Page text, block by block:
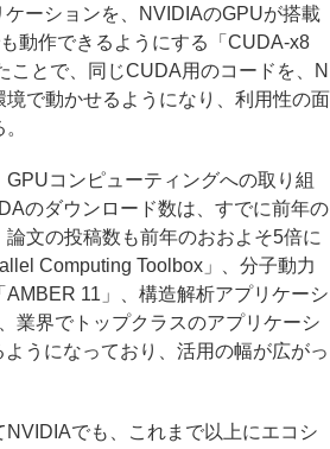
ーションを、NVIDIAのGPUが搭載
動作できるようにする「CUDA-x8
ことで、同じCUDA用のコードを、N
で動かせるようになり、利用性の面
コンピューティングへの取り組
のダウンロード数は、すでに前年の
文の投稿数も前年のおおよそ5倍に
Computing Toolbox」、分子動力
11」、構造解析アプリケーシ
業界でトップクラスのアプリケーシ
うになっており、活用の幅が広がっ
でも、これまで以上にエコシ